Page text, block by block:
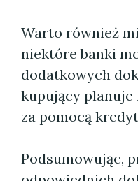
Warto również
niektóre banki
dodatkowych
kupujący planuje
za pomocą
Podsumowując,